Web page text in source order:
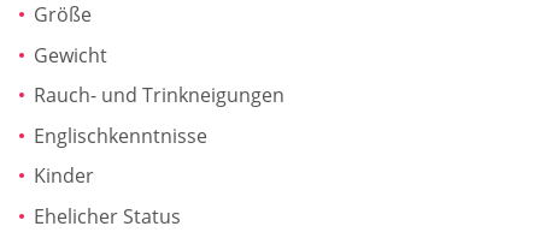
Größe
Gewicht
Rauch- und Trinkneigungen
Englischkenntnisse
Kinder
Ehelicher Status